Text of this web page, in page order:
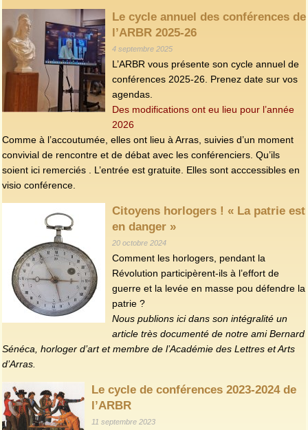
Le cycle annuel des conférences de
l’ARBR 2025-26
4 septembre 2025
L’ARBR vous présente son cycle annuel de
conférences 2025-26. Prenez date sur vos
agendas.
Des modifications ont eu lieu pour l’année
2026
Comme à l’accoutumée, elles ont lieu à Arras, suivies d’un moment
convivial de rencontre et de débat avec les conférenciers. Qu’ils
soient ici remerciés . L’entrée est gratuite. Elles sont acccessibles en
visio conférence.
Citoyens horlogers ! « La patrie est
en danger »
20 octobre 2024
Comment les horlogers, pendant la
Révolution participèrent-ils à l’effort de
guerre et la levée en masse pou défendre la
patrie ?
Nous publions ici dans son intégralité un
article très documenté de notre ami Bernard
Sénéca, horloger d’art et membre de l’Académie des Lettres et Arts
d’Arras.
Le cycle de conférences 2023-2024 de
l’ARBR
11 septembre 2023